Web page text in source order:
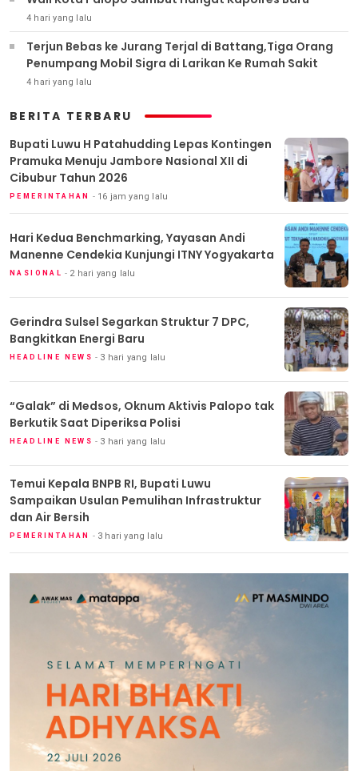
4 hari yang lalu
Terjun Bebas ke Jurang Terjal di Battang,Tiga Orang
Penumpang Mobil Sigra di Larikan Ke Rumah Sakit
4 hari yang lalu
BERITA TERBARU
Bupati Luwu H Patahudding Lepas Kontingen
Pramuka Menuju Jambore Nasional XII di
Cibubur Tahun 2026
PEMERINTAHAN 16 jam yang lalu
Hari Kedua Benchmarking, Yayasan Andi
Manenne Cendekia Kunjungi ITNY Yogyakarta
NASIONAL 2 hari yang lalu
Gerindra Sulsel Segarkan Struktur 7 DPC,
Bangkitkan Energi Baru
HEADLINE NEWS 3 hari yang lalu
“Galak” di Medsos, Oknum Aktivis Palopo tak
Berkutik Saat Diperiksa Polisi
HEADLINE NEWS 3 hari yang lalu
Temui Kepala BNPB RI, Bupati Luwu
Sampaikan Usulan Pemulihan Infrastruktur
dan Air Bersih
PEMERINTAHAN 3 hari yang lalu